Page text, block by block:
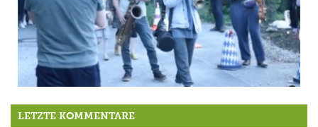
Die Geisterbahn-Filme
LETZTE KOMMENTARE